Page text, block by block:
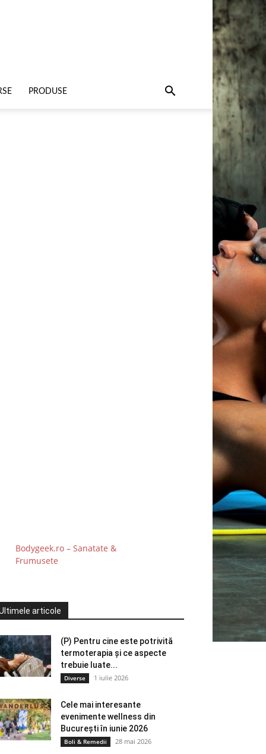
PRODUSE
Bodygeek.ro – Sanatate &
Frumusete
articole
(P) Pentru cine este potrivită
termoterapia și ce aspecte
trebuie luate...
Diverse 1 iulie 2026
Cele mai interesante
evenimente wellness din
București în iunie 2026
Boli & Remedii 28 mai 2026